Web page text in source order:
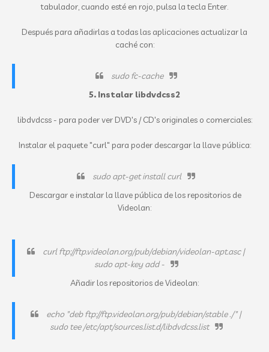
tabulador, cuando esté en rojo, pulsa la tecla Enter.
Después para añadirlas a todas las aplicaciones actualizar la
caché con:
sudo fc-cache
5. Instalar libdvdcss2
libdvdcss - para poder ver DVD's / CD's originales o comerciales:
Instalar el paquete "curl" para poder descargar la llave pública:
sudo apt-get install curl
Descargar e instalar la llave pública de los repositorios de
Videolan:
curl ftp://ftp.videolan.org/pub/debian/videolan-apt.asc |
sudo apt-key add -
Añadir los repositorios de Videolan:
echo "deb ftp://ftp.videolan.org/pub/debian/stable ./" |
sudo tee /etc/apt/sources.list.d/libdvdcss.list